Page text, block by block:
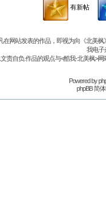
有新帖
网站发表的作品，即视为向《北美
我电子
责自负.作品的观点与<酷我-北美枫>
Powered by
phpBB 简